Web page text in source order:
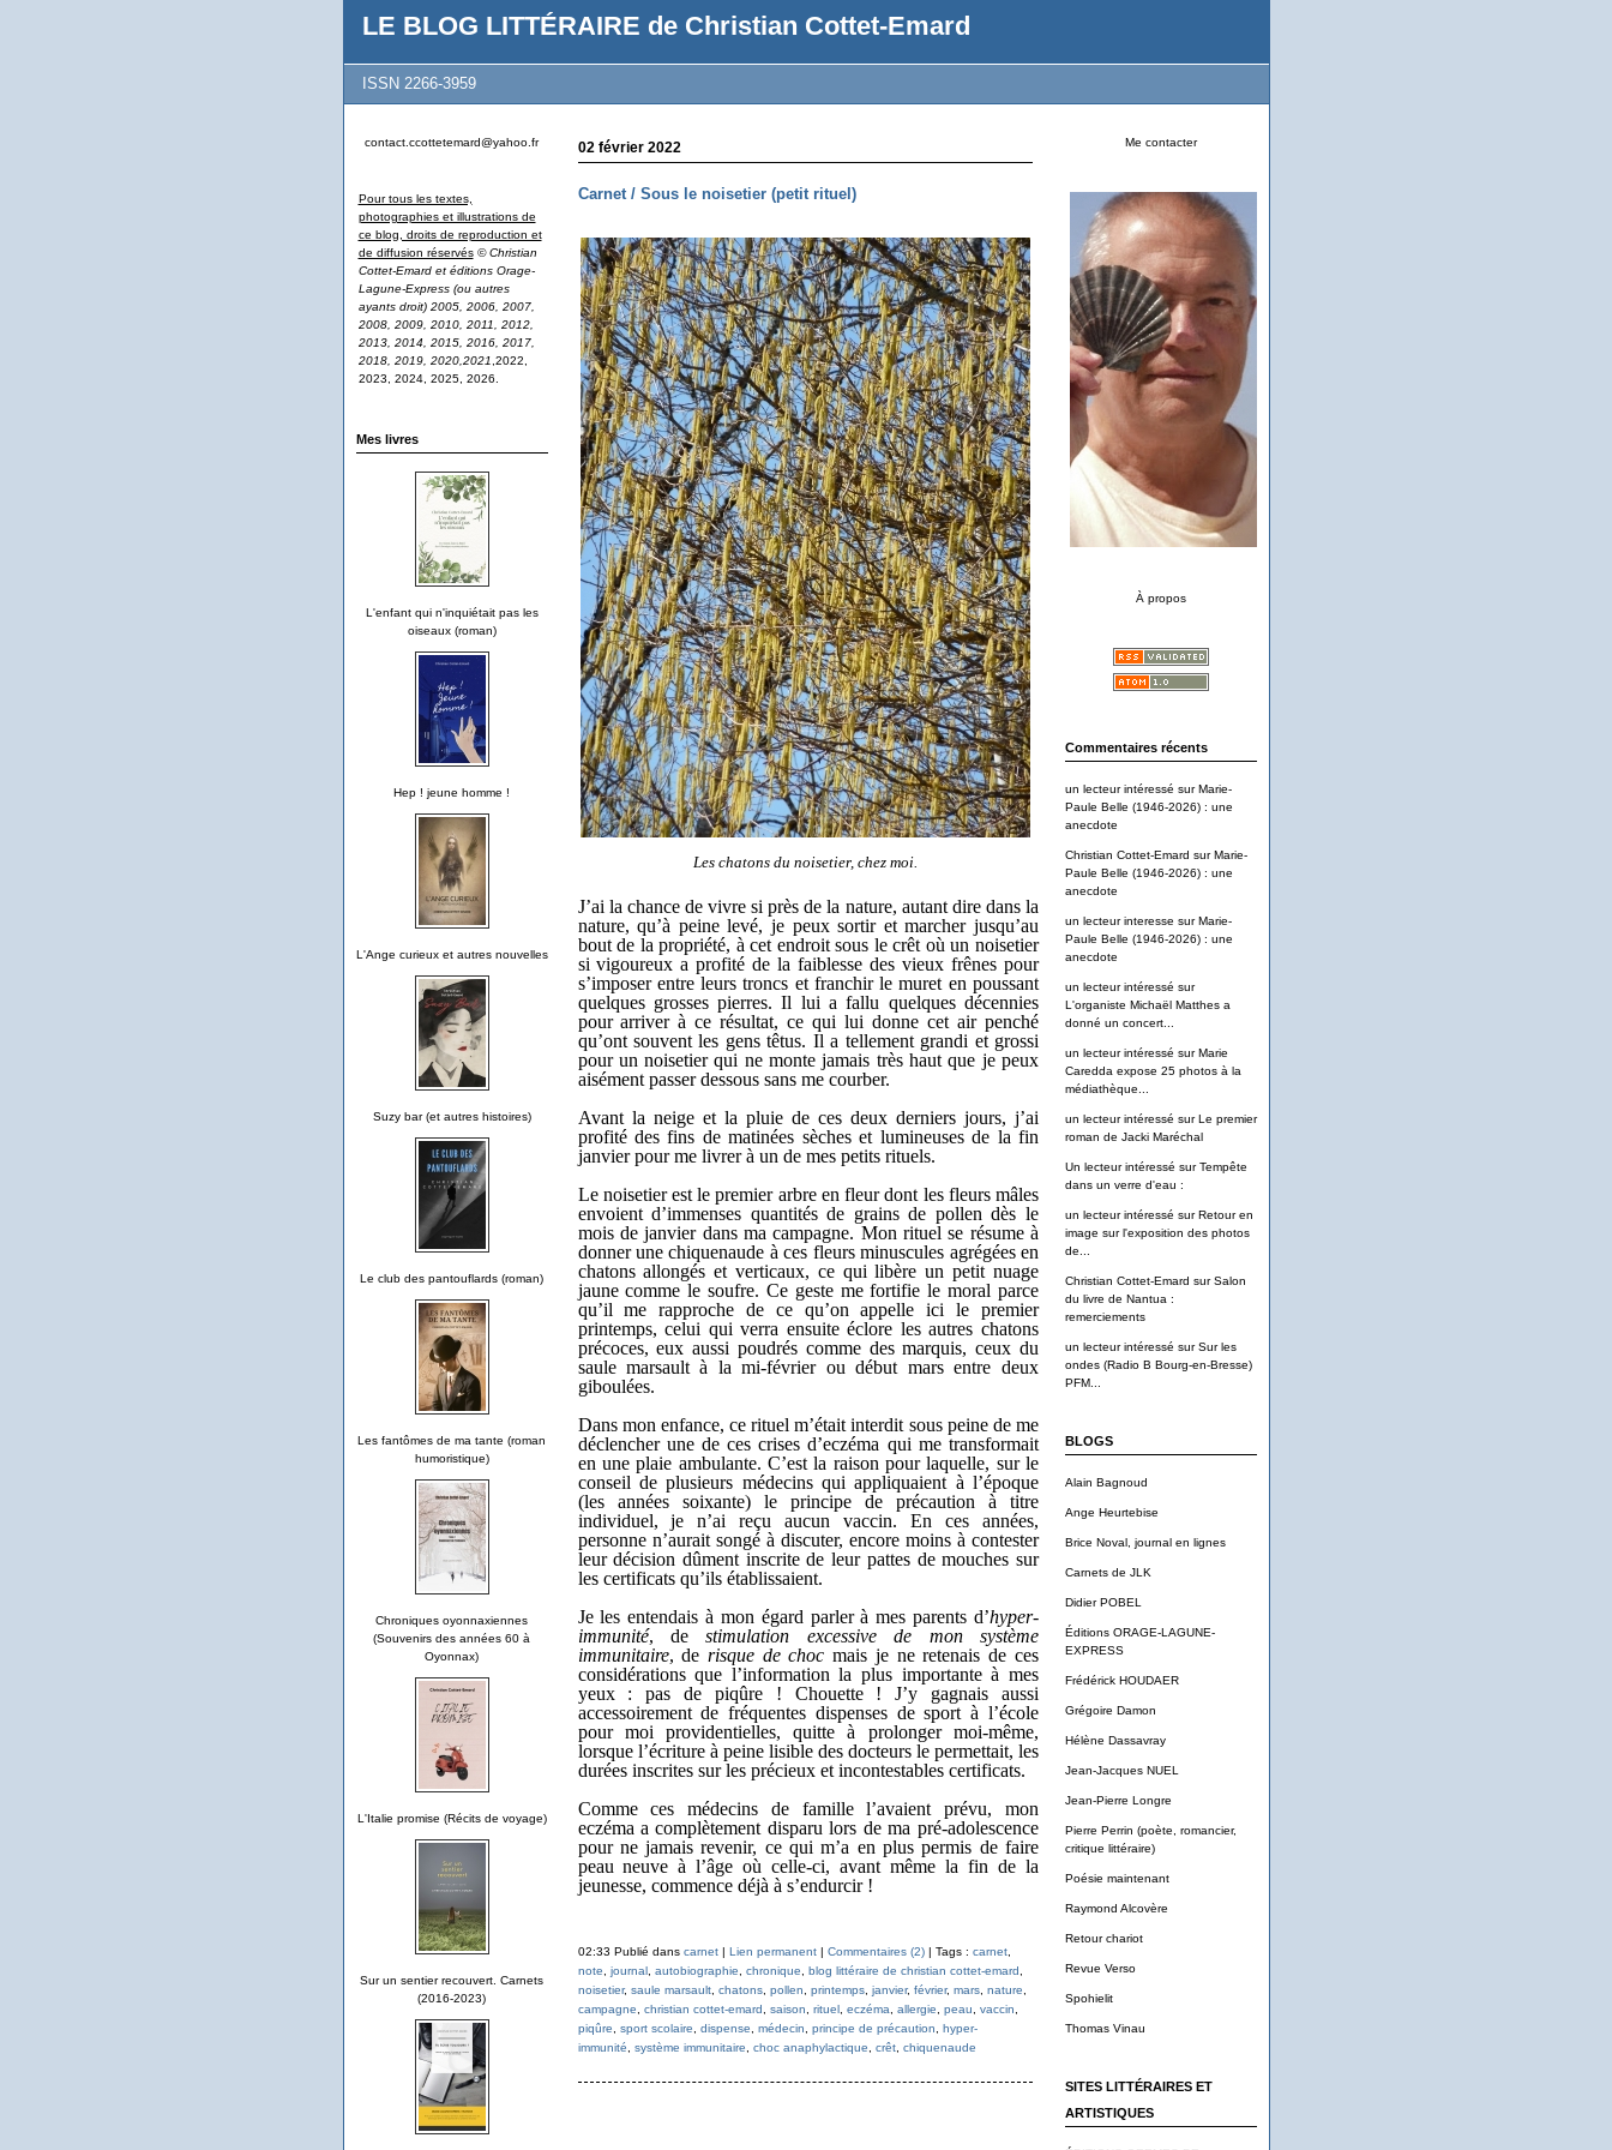
LE BLOG LITTÉRAIRE de Christian Cottet-Emard
ISSN 2266-3959
contact.ccottetemard@yahoo.fr
Pour tous les textes,
photographies et illustrations de
ce blog, droits de reproduction et
de diffusion réservés © Christian
Cottet-Emard et éditions Orage-
Lagune-Express (ou autres
ayants droit) 2005, 2006, 2007,
2008, 2009, 2010, 2011, 2012,
2013, 2014, 2015, 2016, 2017,
2018, 2019, 2020,2021 ,2022,
2023, 2024, 2025, 2026.
Mes livres
L'enfant qui n'inquiétait pas les
oiseaux (roman)
Hep ! jeune homme !
L'Ange curieux et autres nouvelles
Suzy bar (et autres histoires)
Le club des pantouflards (roman)
Les fantômes de ma tante (roman
humoristique)
Chroniques oyonnaxiennes
(Souvenirs des années 60 à
Oyonnax)
L'Italie promise (Récits de voyage)
Sur un sentier recouvert. Carnets
(2016-2023)
Me contacter
À propos
Commentaires récents
un lecteur intéressé surMarie-
Paule Belle (1946-2026) : une
anecdote
Christian Cottet-Emard surMarie-
Paule Belle (1946-2026) : une
anecdote
un lecteur interesse surMarie-
Paule Belle (1946-2026) : une
anecdote
un lecteur intéressé sur
L'organiste Michaël Matthes a
donné un concert...
un lecteur intéressé surMarie
Caredda expose 25 photos à la
médiathèque...
un lecteur intéressé surLe premier
roman de Jacki Maréchal
Un lecteur intéressé surTempête
dans un verre d'eau :
un lecteur intéressé surRetour en
image sur l'exposition des photos
de...
Christian Cottet-Emard surSalon
du livre de Nantua :
remerciements
un lecteur intéressé surSur les
ondes (Radio B Bourg-en-Bresse)
PFM...
BLOGS
Alain Bagnoud
Ange Heurtebise
Brice Noval, journal en lignes
Carnets de JLK
Didier POBEL
Éditions ORAGE-LAGUNE-
EXPRESS
Frédérick HOUDAER
Grégoire Damon
Hélène Dassavray
Jean-Jacques NUEL
Jean-Pierre Longre
Pierre Perrin (poète, romancier,
critique littéraire)
Poésie maintenant
Raymond Alcovère
Retour chariot
Revue Verso
Spohielit
Thomas Vinau
SITES LITTÉRAIRES ET
ARTISTIQUES
02 février 2022
Carnet / Sous le noisetier (petit rituel)
Les chatons du noisetier, chez moi.
J’ai la chance de vivre si près de la nature, autant dire dans la
nature, qu’à peine levé, je peux sortir et marcher jusqu’au
bout de la propriété, à cet endroit sous le crêt où un noisetier
si vigoureux a profité de la faiblesse des vieux frênes pour
s’imposer entre leurs troncs et franchir le muret en poussant
quelques grosses pierres. Il lui a fallu quelques décennies
pour arriver à ce résultat, ce qui lui donne cet air penché
qu’ont souvent les gens têtus. Il a tellement grandi et grossi
pour un noisetier qui ne monte jamais très haut que je peux
aisément passer dessous sans me courber.
Avant la neige et la pluie de ces deux derniers jours, j’ai
profité des fins de matinées sèches et lumineuses de la fin
janvier pour me livrer à un de mes petits rituels.
Le noisetier est le premier arbre en fleur dont les fleurs mâles
envoient d’immenses quantités de grains de pollen dès le
mois de janvier dans ma campagne. Mon rituel se résume à
donner une chiquenaude à ces fleurs minuscules agrégées en
chatons allongés et verticaux, ce qui libère un petit nuage
jaune comme le soufre. Ce geste me fortifie le moral parce
qu’il me rapproche de ce qu’on appelle ici le premier
printemps, celui qui verra ensuite éclore les autres chatons
précoces, eux aussi poudrés comme des marquis, ceux du
saule marsault à la mi-février ou début mars entre deux
giboulées.
Dans mon enfance, ce rituel m’était interdit sous peine de me
déclencher une de ces crises d’eczéma qui me transformait
en une plaie ambulante. C’est la raison pour laquelle, sur le
conseil de plusieurs médecins qui appliquaient à l’époque
(les années soixante) le principe de précaution à titre
individuel, je n’ai reçu aucun vaccin. En ces années,
personne n’aurait songé à discuter, encore moins à contester
leur décision dûment inscrite de leur pattes de mouches sur
les certificats qu’ils établissaient.
Je les entendais à mon égard parler à mes parents d’hyper-
immunité, destimulation excessive de mon système
immunitaire, de risque de choc mais je ne retenais de ces
considérations que l’information la plus importante à mes
yeux : pas de piqûre ! Chouette ! J’y gagnais aussi
accessoirement de fréquentes dispenses de sport à l’école
pour moi providentielles, quitte à prolonger moi-même,
lorsque l’écriture à peine lisible des docteurs le permettait, les
durées inscrites sur les précieux et incontestables certificats.
Comme ces médecins de famille l’avaient prévu, mon
eczéma a complètement disparu lors de ma pré-adolescence
pour ne jamais revenir, ce qui m’a en plus permis de faire
peau neuve à l’âge où celle-ci, avant même la fin de la
jeunesse, commence déjà à s’endurcir !
02:33 Publié dans carnet| Lien permanent| Commentaires (2)| Tags : carnet,
note
journal, autobiographie chronique blog littéraire de christian cottet-emard
noisetier, saule marsault, chatons, pollen printemps, janvier, février, mars, nature
campagne
christian cottet-emard saison rituel, eczéma allergie peau vaccin
piqûre
sport scolaire dispense médecin principe de précaution
hyper-
immunité
système immunitaire choc anaphylactique crêt, chiquenaude